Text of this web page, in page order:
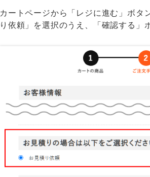
カートページから「レジに進む」ボタ
り依頼」を選択のうえ、「確認する」